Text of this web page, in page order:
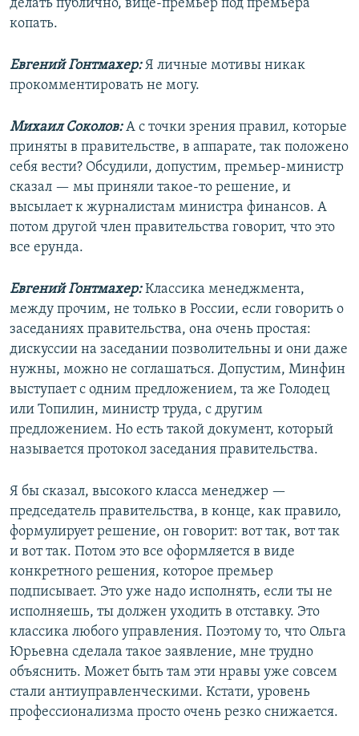
делать публично, вице-премьер под премьера
копать.
Евгений Гонтмахер:Я личные мотивы никак
прокомментировать не могу.
Михаил Соколов:А с точки зрения правил, которые
приняты в правительстве, в аппарате, так положено
себя вести? Обсудили, допустим, премьер-министр
сказал — мы приняли такое-то решение, и
высылает к журналистам министра финансов. А
потом другой член правительства говорит, что это
все ерунда.
Евгений Гонтмахер:Классика менеджмента,
между прочим, не только в России, если говорить о
заседаниях правительства, она очень простая:
дискуссии на заседании позволительны и они даже
нужны, можно не соглашаться. Допустим, Минфин
выступает с одним предложением, та же Голодец
или Топилин, министр труда, с другим
предложением. Но есть такой документ, который
называется протокол заседания правительства.
Я бы сказал, высокого класса менеджер —
председатель правительства, в конце, как правило,
формулирует решение, он говорит: вот так, вот так
и вот так. Потом это все оформляется в виде
конкретного решения, которое премьер
подписывает. Это уже надо исполнять, если ты не
исполняешь, ты должен уходить в отставку. Это
классика любого управления. Поэтому то, что Ольга
Юрьевна сделала такое заявление, мне трудно
объяснить. Может быть там эти нравы уже совсем
стали антиуправленческими. Кстати, уровень
профессионализма просто очень резко снижается.